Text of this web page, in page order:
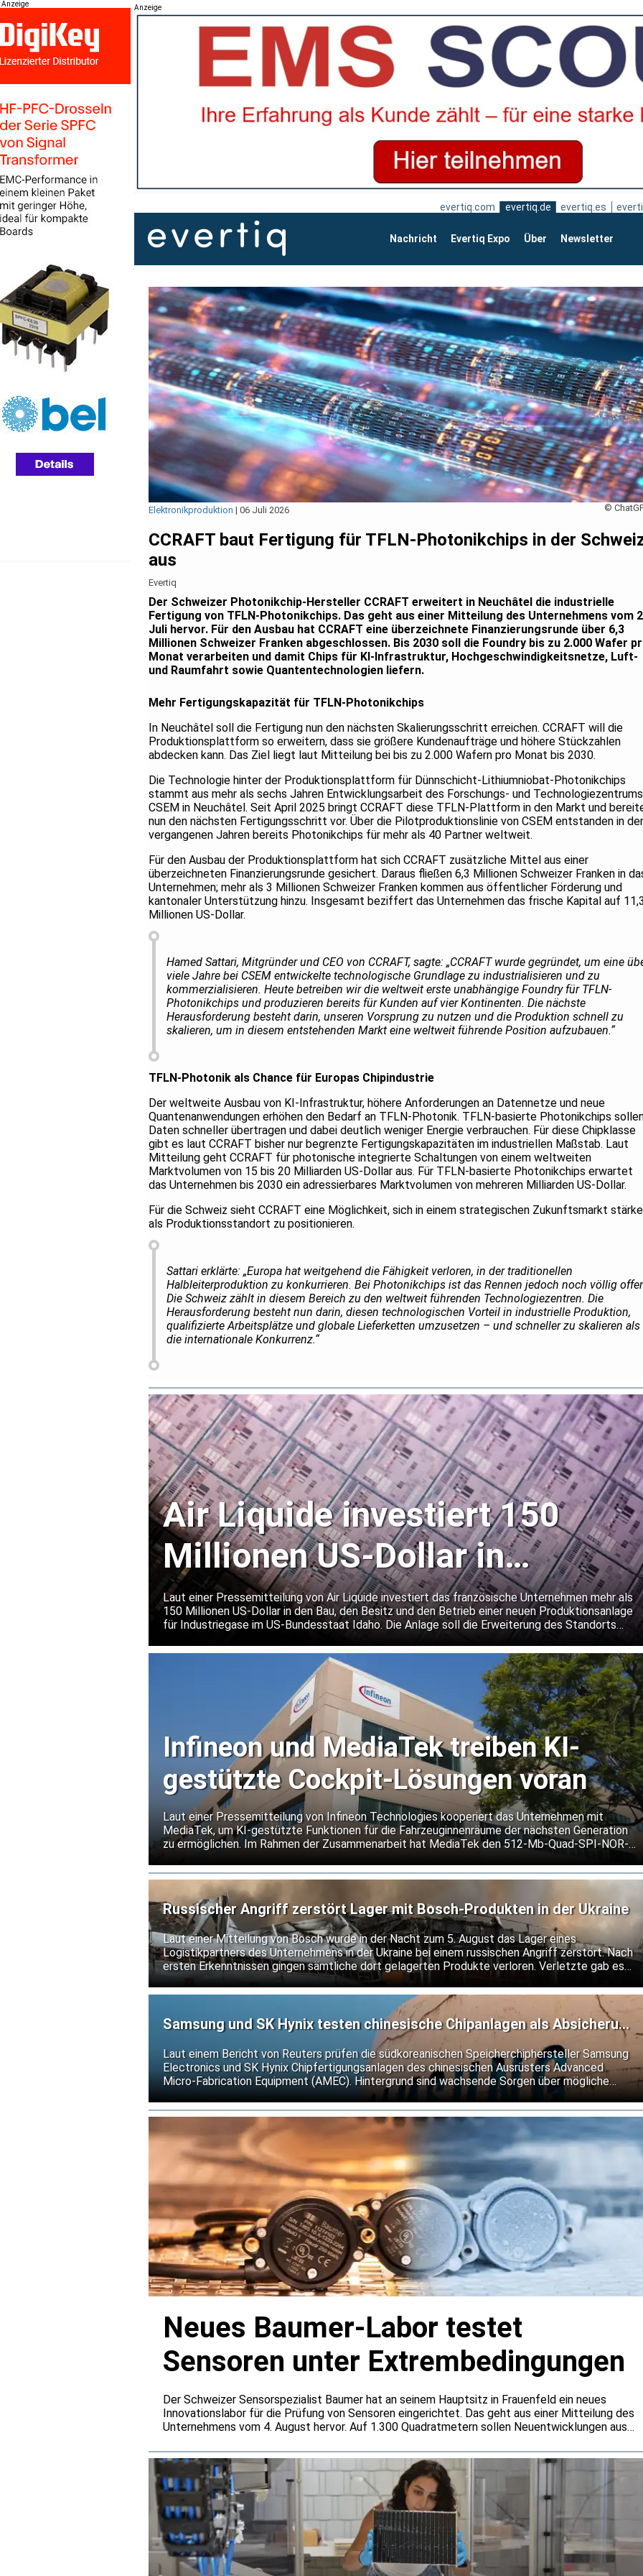
Anzeige Anzeige
evertiq.com evertiq.de evertiq.es
Nachricht Evertiq Expo Über Newsletter
©
Elektronikproduktion | 06 Juli 2026
CCRAFT baut Fertigung für TFLN-Photonikchips in der
aus
Evertiq
Der Schweizer Photonikchip-Hersteller CCRAFT erweitert in Neuchâtel die industrielle
Fertigung von TFLN-Photonikchips. Das geht aus einer Mitteilung des Unternehmens vom
Juli hervor. Für den Ausbau hat CCRAFT eine überzeichnete Finanzierungsrunde über 6,3
Millionen Schweizer Franken abgeschlossen. Bis 2030 soll die Foundry bis zu 2.000 Wafer
Monat verarbeiten und damit Chips für KI-Infrastruktur, Hochgeschwindigkeitsnetze, Luft-
und Raumfahrt sowie Quantentechnologien liefern.
Mehr Fertigungskapazität für TFLN-Photonikchips
In Neuchâtel soll die Fertigung nun den nächsten Skalierungsschritt erreichen. CCRAFT will die
Produktionsplattform so erweitern, dass sie größere Kundenaufträge und höhere Stückzahlen
abdecken kann. Das Ziel liegt laut Mitteilung bei bis zu 2.000 Wafern pro Monat bis 2030.
Die Technologie hinter der Produktionsplattform für Dünnschicht-Lithiumniobat-Photonikchips
stammt aus mehr als sechs Jahren Entwicklungsarbeit des Forschungs- und Technologiezentrums
CSEM in Neuchâtel. Seit April 2025 bringt CCRAFT diese TFLN-Plattform in den Markt und
nun den nächsten Fertigungsschritt vor. Über die Pilotproduktionslinie von CSEM entstanden in
vergangenen Jahren bereits Photonikchips für mehr als 40 Partner weltweit.
Für den Ausbau der Produktionsplattform hat sich CCRAFT zusätzliche Mittel aus einer
überzeichneten Finanzierungsrunde gesichert. Daraus fließen 6,3 Millionen Schweizer Franken in
Unternehmen; mehr als 3 Millionen Schweizer Franken kommen aus öffentlicher Förderung und
kantonaler Unterstützung hinzu. Insgesamt beziffert das Unternehmen das frische Kapital auf 11,3
Millionen US-Dollar.
Hamed Sattari, Mitgründer und CEO von CCRAFT, sagte: „CCRAFT wurde gegründet, um eine
viele Jahre bei CSEM entwickelte technologische Grundlage zu industrialisieren und zu
kommerzialisieren. Heute betreiben wir die weltweit erste unabhängige Foundry für TFLN-
Photonikchips und produzieren bereits für Kunden auf vier Kontinenten. Die nächste
Herausforderung besteht darin, unseren Vorsprung zu nutzen und die Produktion schnell zu
skalieren, um in diesem entstehenden Markt eine weltweit führende Position aufzubauen.“
TFLN-Photonik als Chance für Europas Chipindustrie
Der weltweite Ausbau von KI-Infrastruktur, höhere Anforderungen an Datennetze und neue
Quantenanwendungen erhöhen den Bedarf an TFLN-Photonik. TFLN-basierte Photonikchips
Daten schneller übertragen und dabei deutlich weniger Energie verbrauchen. Für diese Chipklasse
gibt es laut CCRAFT bisher nur begrenzte Fertigungskapazitäten im industriellen Maßstab. Laut
Mitteilung geht CCRAFT für photonische integrierte Schaltungen von einem weltweiten
Marktvolumen von 15 bis 20 Milliarden US-Dollar aus. Für TFLN-basierte Photonikchips erwartet
das Unternehmen bis 2030 ein adressierbares Marktvolumen von mehreren Milliarden US-Dollar.
Für die Schweiz sieht CCRAFT eine Möglichkeit, sich in einem strategischen Zukunftsmarkt
als Produktionsstandort zu positionieren.
Sattari erklärte: „Europa hat weitgehend die Fähigkeit verloren, in der traditionellen
Halbleiterproduktion zu konkurrieren. Bei Photonikchips ist das Rennen jedoch noch völlig
Die Schweiz zählt in diesem Bereich zu den weltweit führenden Technologiezentren. Die
Herausforderung besteht nun darin, diesen technologischen Vorteil in industrielle Produktion,
qualifizierte Arbeitsplätze und globale Lieferketten umzusetzen – und schneller zu skalieren als
die internationale Konkurrenz.“
Air Liquide investiert 150
Millionen US-Dollar in
Halbleiter-Gaswerk in Idaho
Laut einer Pressemitteilung von Air Liquide investiert das französische Unternehmen mehr als
150 Millionen US-Dollar in den Bau, den Besitz und den Betrieb einer neuen Produktionsanlage
für Industriegase im US-Bundesstaat Idaho. Die Anlage soll die Erweiterung des Standorts
Infineon und MediaTek treiben KI-
gestützte Cockpit-Lösungen voran
Laut einer Pressemitteilung von Infineon Technologies kooperiert das Unternehmen mit
MediaTek, um KI-gestützte Funktionen für die Fahrzeuginnenräume der nächsten Generation
zu ermöglichen. Im Rahmen der Zusammenarbeit hat MediaTek den 512-Mb-Quad-SPI-NOR-
Russischer Angriff zerstört Lager mit Bosch-Produkten in der Ukraine
Laut einer Mitteilung von Bosch wurde in der Nacht zum 5. August das Lager eines
Logistikpartners des Unternehmens in der Ukraine bei einem russischen Angriff zerstört. Nach
ersten Erkenntnissen gingen sämtliche dort gelagerten Produkte verloren. Verletzte gab es
nicht.
Samsung und SK Hynix testen chinesische Chipanlagen als Absicherung
Laut einem Bericht von Reuters prüfen die südkoreanischen Speicherchiphersteller Samsung
Electronics und SK Hynix Chipfertigungsanlagen des chinesischen Ausrüsters Advanced
Micro-Fabrication Equipment (AMEC). Hintergrund sind wachsende Sorgen über mögliche
weitere Verschärfungen der US-Exportkontrollen für Halbleitertechnologie.
Neues Baumer-Labor testet
Sensoren unter Extrembedingungen
Der Schweizer Sensorspezialist Baumer hat an seinem Hauptsitz in Frauenfeld ein neues
Innovationslabor für die Prüfung von Sensoren eingerichtet. Das geht aus einer Mitteilung des
Unternehmens vom 4. August hervor. Auf 1.300 Quadratmetern sollen Neuentwicklungen aus
Belastungen simulieren, die über gängige Normanforderungen hinausgehen.